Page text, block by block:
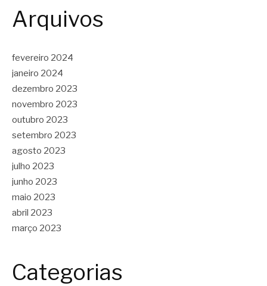
Arquivos
fevereiro 2024
janeiro 2024
dezembro 2023
novembro 2023
outubro 2023
setembro 2023
agosto 2023
julho 2023
junho 2023
maio 2023
abril 2023
março 2023
Categorias